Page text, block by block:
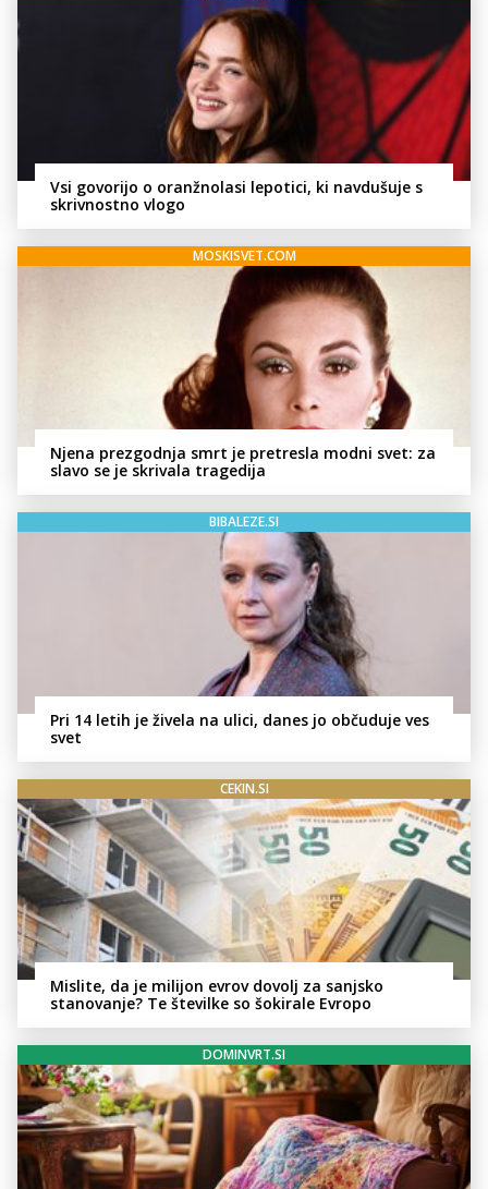
Vsi govorijo o oranžnolasi lepotici, ki navdušuje s
skrivnostno vlogo
MOSKISVET.COM
Njena prezgodnja smrt je pretresla modni svet: za
slavo se je skrivala tragedija
BIBALEZE.SI
Pri 14 letih je živela na ulici, danes jo občuduje ves
svet
CEKIN.SI
Mislite, da je milijon evrov dovolj za sanjsko
stanovanje? Te številke so šokirale Evropo
DOMINVRT.SI